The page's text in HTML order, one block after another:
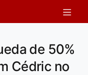
de 50%
Cédric no